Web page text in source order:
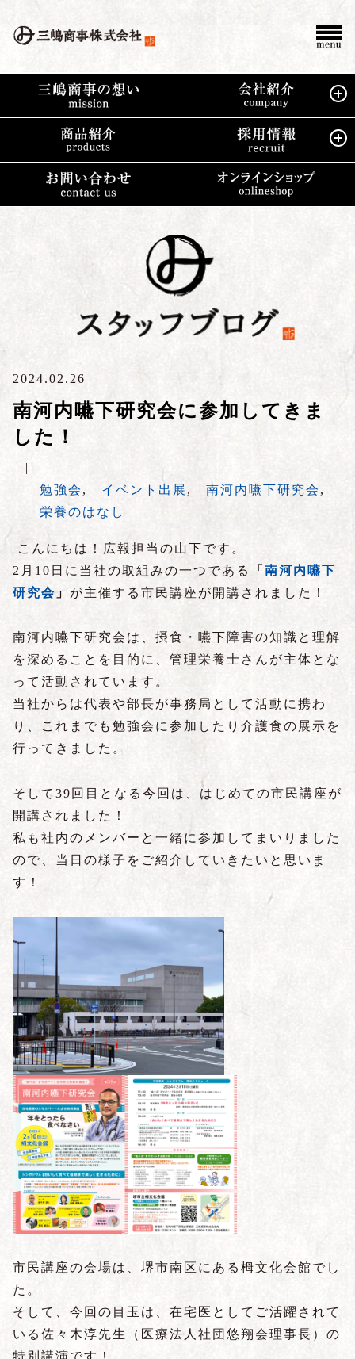
2024.02.26
南河内嚥下研究会に参加してきま
した！
|
勉強会 , イベント出展 , 南河内嚥下研究会 ,
栄養のはなし
こんにちは！広報担当の山下です。
2月10日に当社の取組みの一つである
「 南河内嚥下
研究会 」 が主催する市民講座が開講されました！
南河内嚥下研究会は、摂食・嚥下障害の知識と理解
を深めることを目的に、管理栄養士さんが主体とな
って活動されています。
当社からは代表や部長が事務局として活動に携わ
り、これまでも勉強会に参加したり介護食の展示を
行ってきました。
そして39回目となる今回は、はじめての市民講座が
開講されました！
私も社内のメンバーと一緒に参加してまいりました
ので、当日の様子をご紹介していきたいと思いま
す！
市民講座の会場は、堺市南区にある栂文化会館でし
た。
そして、今回の目玉は、在宅医としてご活躍されて
いる佐々木淳先生（医療法人社団悠翔会理事長）の
特別講演です！